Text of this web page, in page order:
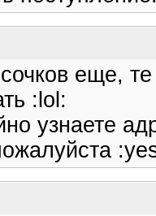
еще,
:lol:
узнаете